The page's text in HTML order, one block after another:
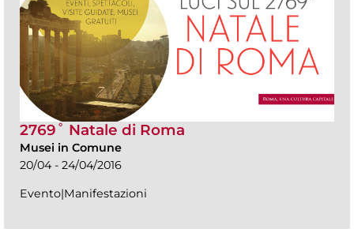
2769˚ Natale di Roma
Musei in Comune
20/04 - 24/04/2016
Evento|Manifestazioni